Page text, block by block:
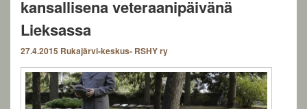
kansallisena veteraanipäivänä
Lieksassa
27.4.2015 Rukajärvi-keskus- RSHY ry